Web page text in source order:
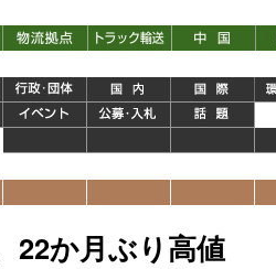
22か月ぶり高値